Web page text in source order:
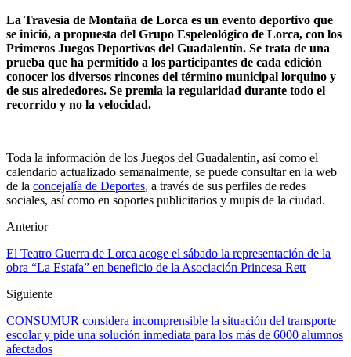
La Travesía de Montaña de Lorca es un evento deportivo que
se inició, a propuesta del Grupo Espeleológico de Lorca, con los
Primeros Juegos Deportivos del Guadalentín. Se trata de una
prueba que ha permitido a los participantes de cada edición
conocer los diversos rincones del término municipal lorquino y
de sus alrededores. Se premia la regularidad durante todo el
recorrido y no la velocidad.
Toda la información de los Juegos del Guadalentín, así como el
calendario actualizado semanalmente, se puede consultar en la web
de la concejalía de Deportes, a través de sus perfiles de redes
sociales, así como en soportes publicitarios y mupis de la ciudad.
Anterior
El Teatro Guerra de Lorca acoge el sábado la representación de la
obra “La Estafa” en beneficio de la Asociación Princesa Rett
Siguiente
CONSUMUR considera incomprensible la situación del transporte
escolar y pide una solución inmediata para los más de 6000 alumnos
afectados